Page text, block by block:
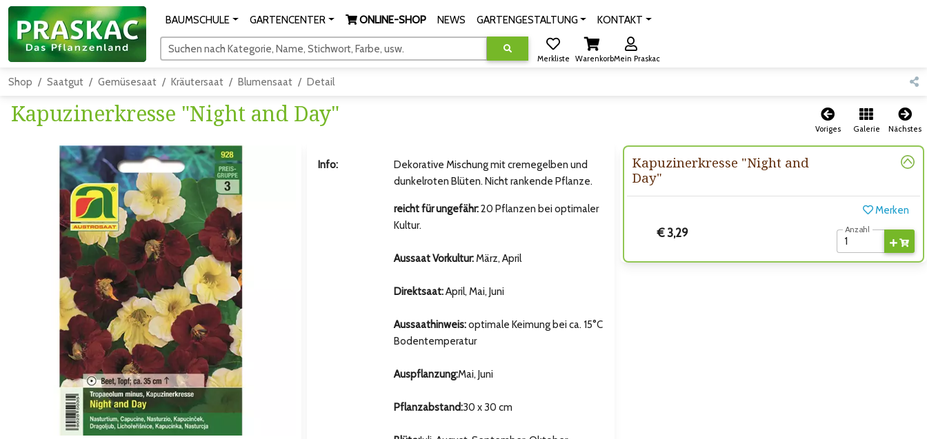
BAUMSCHULE GARTENCENTER ONLINE-SHOP NEWS GARTENGESTALTUNG KONTAKT
Suchen nach Kategorie, Name, Stichwort, Farbe, usw.
Merkliste WarenkorbMein Praskac
Shop Saatgut Gemüsesaat Kräutersaat Blumensaat Detail
Kapuzinerkresse "Night and Day"
Voriges Galerie Nächstes
Zum vorigen Bild
Kapuzinerkresse "Night and
Day"
Merken
€ 3,29 Anzahl
Info:
Dekorative Mischung mit cremegelben und
dunkelroten Blüten. Nicht rankende Pflanze.
reicht für ungefähr:20 Pflanzen bei optimaler
Kultur.
Aussaat Vorkultur:März, April
Direktsaat:April, Mai, Juni
Aussaathinweis:optimale Keimung bei ca. 15°C
Bodentemperatur
Auspflanzung:Mai, Juni
Pflanzabstand:30 x 30 cm